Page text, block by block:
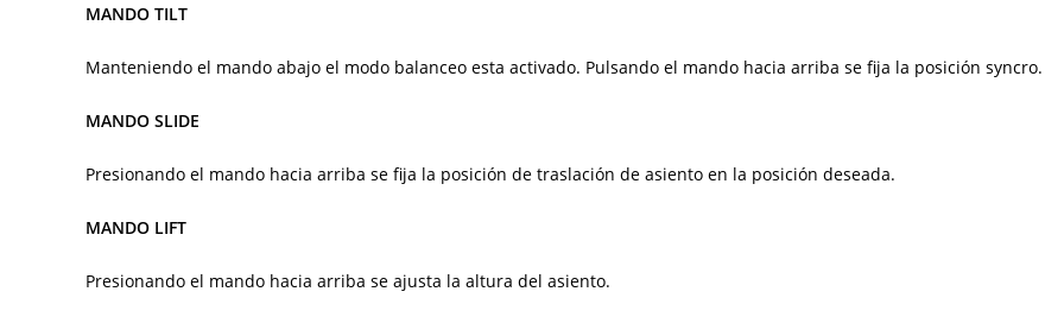
MANDO TILT
Manteniendo el mando abajo el modo balanceo esta activado. Pulsando el mando hacia arriba se fija la posición syncro.
MANDO SLIDE
Presionando el mando hacia arriba se fija la posición de traslación de asiento en la posición deseada.
MANDO LIFT
Presionando el mando hacia arriba se ajusta la altura del asiento.